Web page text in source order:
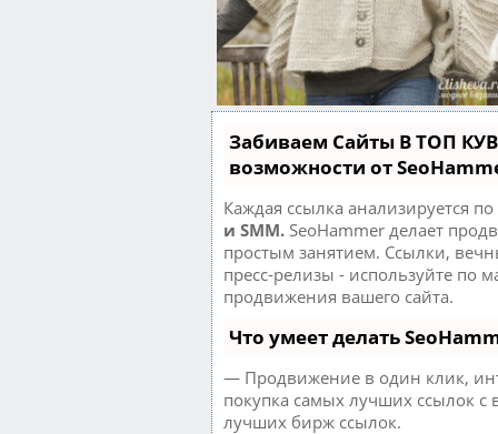
Забиваем Сайты В ТОП
возможности от
Каждая ссылка анализируется
и SMM. SeoHammer делает
простым занятием. Ссылки,
пресс-релизы - используйте по
продвижения вашего сайта.
Что умеет делать
— Продвижение в один клик,
покупка самых лучших ссылок с
лучших бирж ссылок.